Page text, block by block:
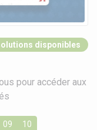
disponibles
pour accéder aux
09 10